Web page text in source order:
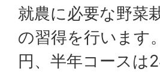
就農に必要な野菜
の習得を行います
円、半年コースは